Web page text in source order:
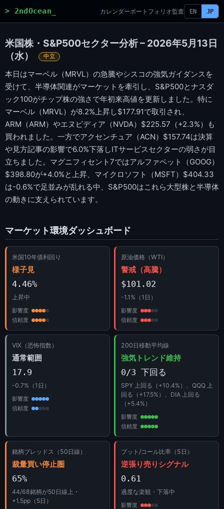
> 2ndOcean_ カレンダーポートフォリオ監査 EN JP
米国株・S&P500セクター分析 – 2026年5月13日
（水）
中立
本日はマーベル（MRVL）の急騰やシスコの強気ガイダンスを
受けて、半導体関連がマーケットを牽引し、S&P500とナスダ
ック100がチップ株の強さで年初来高値を更新しました。特に
マーベル（MRVL）が8.2%上昇し$177.91で取引され、
ARM（ARM）やエヌビディア（NVDA）$225.57（+2.3%）も
買われました。一方でアクセンチュア（ACN）$157.74は決算
や見方記事の影響で6.0%下落しITサービスセクターの弱さが目
立ちました。マグニフィセント7ではアルファベット（GOOG）
$398.80が+4.0%と上昇、マイクロソフト（MSFT）$404.33
は-0.6%で足並みが乱れる中、S&P500はこれら大型株と半導体
の動きに支えられています。
マーケット環境ダッシュボード
米国10年債利回り
様子見
4.46%
上昇中
影響度
信頼度
原油価格（WTI）
警戒（高騰）
$101.02
-1.1%（1日）
影響度
信頼度
VIX（恐怖指数）
通常範囲
17.9
-0.7%（1日）
影響度
信頼度
200日移動平均線
強気トレンド維持
0/3 下回る
SPY 上回る（+10.4%）、QQQ 上
回る（+17.5%）、DIA 上回る
（+5.4%）
影響度
信頼度
銘柄ブレッドス（50日線）
裁量買い停止圏
65%
44/68銘柄が50日線上・
+1.5pp（5日）
プット/コール比率（5日）
逆張り売りシグナル
0.61
過度な楽観・下落中
影響度